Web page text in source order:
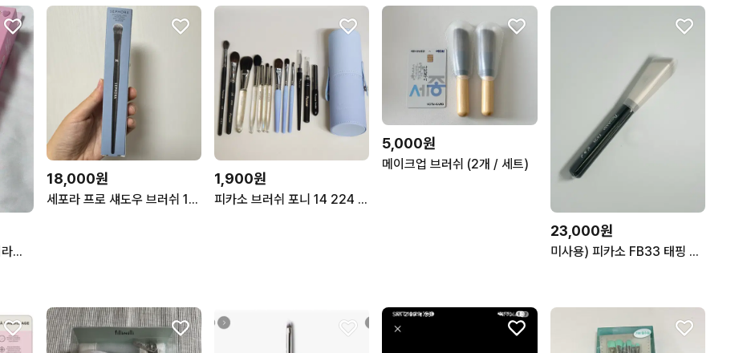
미개봉) 피카소 116 하이라이터 브러쉬 기획(핑크퍼프2p+미니거울)
18,000원
세포라 프로 섀도우 브러쉬 14 (미국정품)
1,900원
피카소 브러쉬 포니 14 224 립 속눈썹 꼴레지오니 오로라 케이스
5,000원
메이크업 브러쉬 (2개 / 세트)
23,000원
미사용) 피카소 FB33 태핑 커버 파운데이션 브러쉬